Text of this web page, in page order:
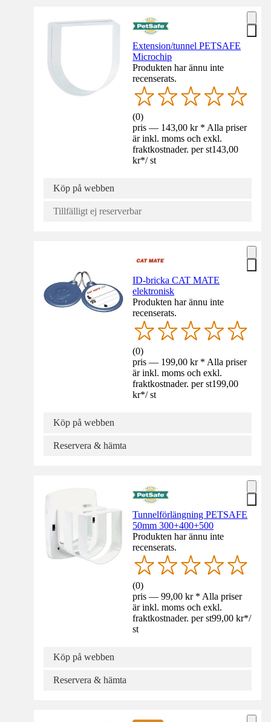
Extension/tunnel PETSAFE
Microchip
Produkten har ännu inte
recenserats.
(0)
pris — 143,00 kr * Alla priser
är inkl. moms och exkl.
fraktkostnader. per st143,00
kr*/ st
Köp på webben
Tillfälligt ej reserverbar
ID-bricka CAT MATE
elektronisk
Produkten har ännu inte
recenserats.
(0)
pris — 199,00 kr * Alla priser
är inkl. moms och exkl.
fraktkostnader. per st199,00
kr*/ st
Köp på webben
Reservera & hämta
Tunnelförlängning PETSAFE
50mm 300+400+500
Produkten har ännu inte
recenserats.
(0)
pris — 99,00 kr * Alla priser
är inkl. moms och exkl.
fraktkostnader. per st99,00 kr*/
st
Köp på webben
Reservera & hämta